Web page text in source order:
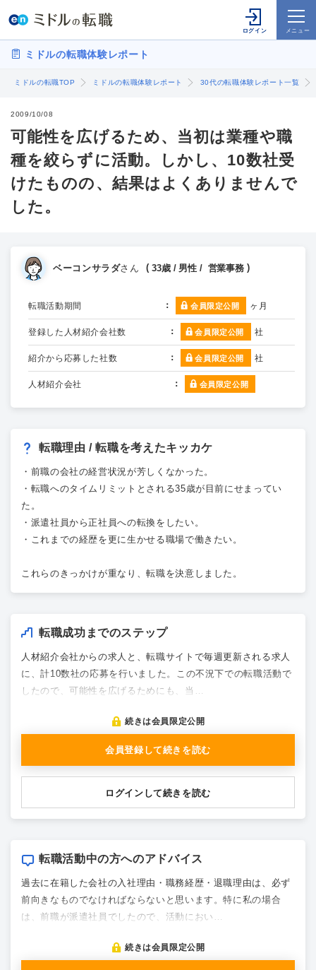
ミドルの転職体験レポート
ミドルの転職TOP ミドルの転職体験レポート 30代の転職体験レポート一覧
2009/10/08
可能性を広げるため、当初は業種や職
種を絞らずに活動。しかし、10数社受
けたものの、結果はよくありませんで
した。
ベーコンサラダさん 33歳 / 男性 / 営業事務
転職活動期間 会員限定公開 ヶ月
登録した人材紹介会社数 会員限定公開 社
紹介から応募した社数 会員限定公開 社
人材紹介会社 会員限定公開
転職理由 / 転職を考えたキッカケ
・前職の会社の経営状況が芳しくなかった。
・転職へのタイムリミットとされる35歳が目前にせまってい
た。
・派遣社員から正社員への転換をしたい。
・これまでの経歴を更に生かせる職場で働きたい。
これらのきっかけが重なり、転職を決意しました。
転職成功までのステップ
人材紹介会社からの求人と、転職サイトで毎週更新される求人
に、計10数社の応募を行いました。この不況下での転職活動で
したので、可能性を広げるためにも、当…
続きは会員限定公開
会員登録して続きを読む
ログインして続きを読む
転職活動中の方へのアドバイス
過去に在籍した会社の入社理由・職務経歴・退職理由は、必ず
前向きなものでなければならないと思います。特に私の場合
は、前職が派遣社員でしたので、活動におい…
続きは会員限定公開